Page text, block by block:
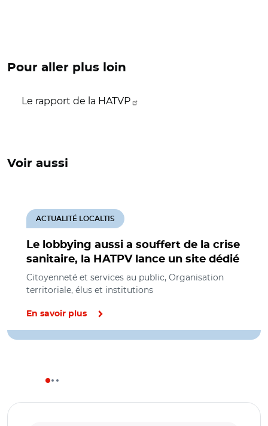
Pour aller plus loin
Le rapport de la HATVP
Voir aussi
Le lobbying aussi a souffert de la crise
sanitaire, la HATPV lance un site dédié
ACTUALITÉ LOCALTIS
Citoyenneté et services au public, Organisation
territoriale, élus et institutions
En savoir plus